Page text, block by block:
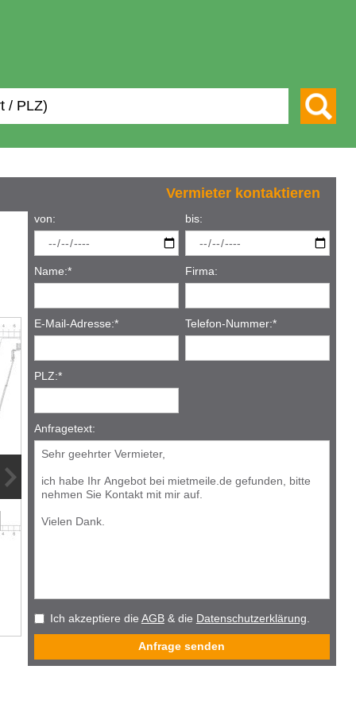
Vermieter kontaktieren
von: bis:
Name:* Firma:
E-Mail-Adresse:* Telefon-Nummer:*
PLZ:*
Anfragetext:
Ich akzeptiere die AGB& die Datenschutzerklärung.